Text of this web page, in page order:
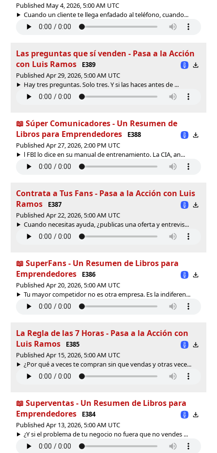
Published May 4, 2026, 5:00 AM UTC
Cuando un cliente te llega enfadado al teléfono, cuando...
Las preguntas que sí venden - Pasa a la Acción
con Luis Ramos
E389
Published Apr 29, 2026, 5:00 AM UTC
Hay tres preguntas. Solo tres. Y si las haces antes de ...
📖 Súper Comunicadores - Un Resumen de
Libros para Emprendedores
E388
Published Apr 27, 2026, 2:00 PM UTC
l FBI lo dice en su manual de entrenamiento. La CIA, an...
Contrata a Tus Fans - Pasa a la Acción con Luis
Ramos
E387
Published Apr 22, 2026, 5:00 AM UTC
Cuando necesitas ayuda, ¿publicas una oferta y entrevis...
📖 SuperFans - Un Resumen de Libros para
Emprendedores
E386
Published Apr 20, 2026, 5:00 AM UTC
Tu mayor competidor no es otra empresa. Es la indiferen...
La Regla de las 7 Horas - Pasa a la Acción con
Luis Ramos
E385
Published Apr 15, 2026, 5:00 AM UTC
¿Por qué a veces te compran sin que vendas y otras vece...
📖 Superventas - Un Resumen de Libros para
Emprendedores
E384
Published Apr 13, 2026, 5:00 AM UTC
¿Y si el problema de tu negocio no fuera que no vendes ...